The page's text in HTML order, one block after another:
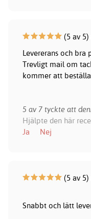
(5 av 5)
Levererans och bra
Trevligt mail om
kommer att
5 av 7 tyckte att
Hjälpte den här
Ja
Nej
(5 av 5)
Snabbt och lätt